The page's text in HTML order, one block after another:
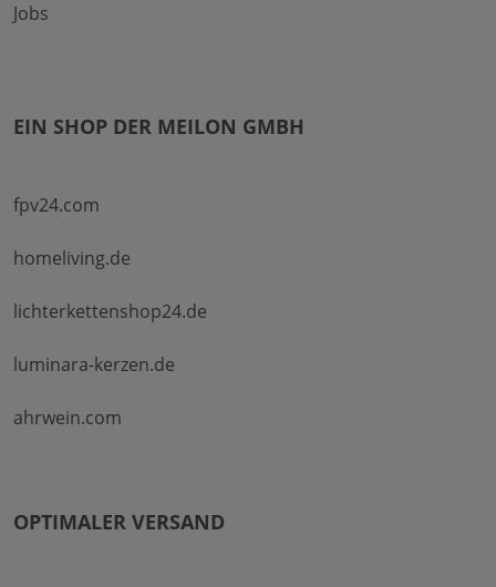
Jobs
EIN SHOP DER MEILON GMBH
fpv24.com
homeliving.de
lichterkettenshop24.de
luminara-kerzen.de
ahrwein.com
OPTIMALER VERSAND